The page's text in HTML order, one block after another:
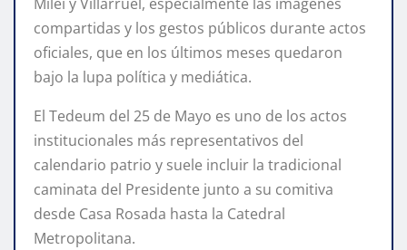
compartidas y los gestos públicos durante actos
oficiales, que en los últimos meses quedaron
bajo la lupa política y mediática.
El Tedeum del 25 de Mayo es uno de los actos
institucionales más representativos del
calendario patrio y suele incluir la tradicional
caminata del Presidente junto a su comitiva
desde Casa Rosada hasta la Catedral
Metropolitana.